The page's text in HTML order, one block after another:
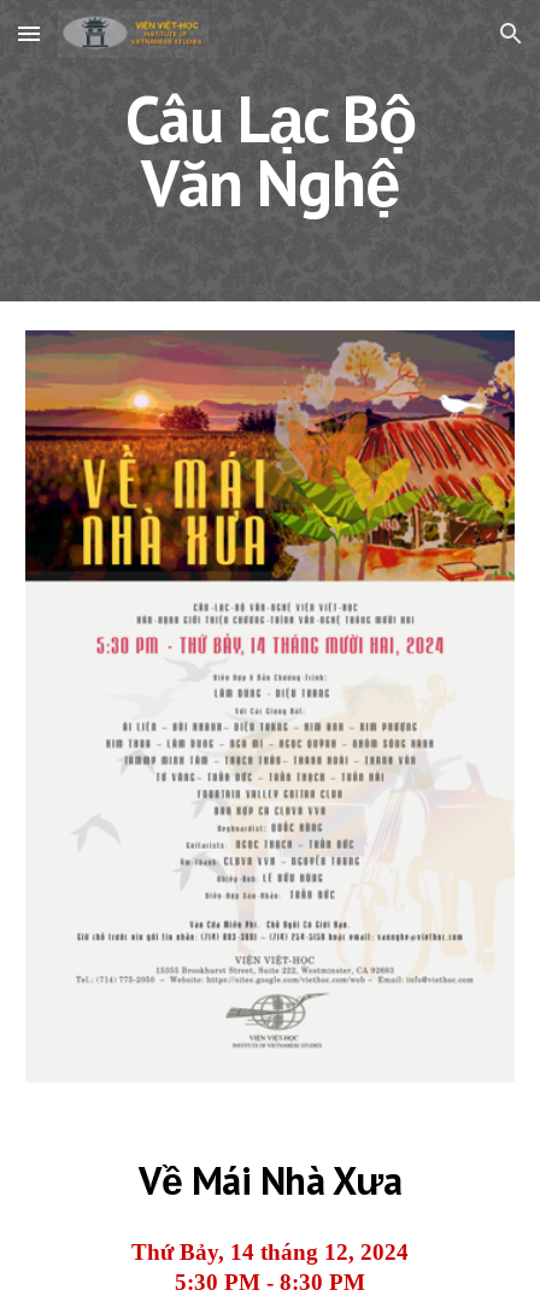
Skip to main content Skip to navigation
Câu Lạc Bộ
Văn Nghệ
Về Mái Nhà Xưa
Thứ Bảy, 14 tháng 12, 2024
5:30 PM - 8:30 PM